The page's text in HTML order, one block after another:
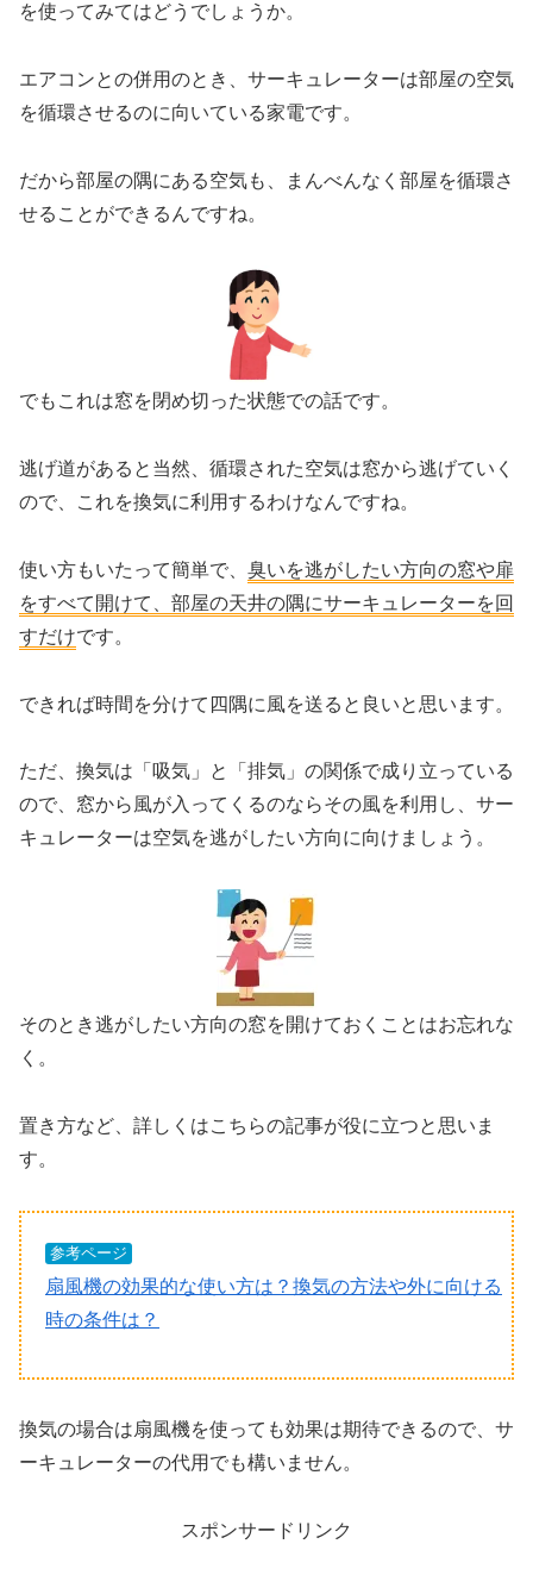
を使ってみてはどうでしょうか。
エアコンとの併用のとき、サーキュレーターは部屋の空気
を循環させるのに向いている家電です。
だから部屋の隅にある空気も、まんべんなく部屋を循環さ
せることができるんですね。
でもこれは窓を閉め切った状態での話です。
逃げ道があると当然、循環された空気は窓から逃げていく
ので、これを換気に利用するわけなんですね。
使い方もいたって簡単で、 臭いを逃がしたい方向の窓や扉
をすべて開けて、部屋の天井の隅にサーキュレーターを回
すだけです。
できれば時間を分けて四隅に風を送ると良いと思います。
ただ、換気は「吸気」と「排気」の関係で成り立っている
ので、窓から風が入ってくるのならその風を利用し、サー
キュレーターは空気を逃がしたい方向に向けましょう。
そのとき逃がしたい方向の窓を開けておくことはお忘れな
く。
置き方など、詳しくはこちらの記事が役に立つと思いま
す。
参考ページ
扇風機の効果的な使い方は？換気の方法や外に向ける
時の条件は？
換気の場合は扇風機を使っても効果は期待できるので、サ
ーキュレーターの代用でも構いません。
スポンサードリンク